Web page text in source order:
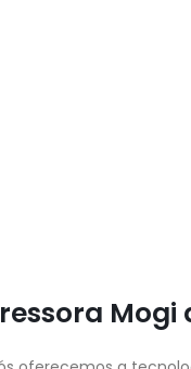
Mogi